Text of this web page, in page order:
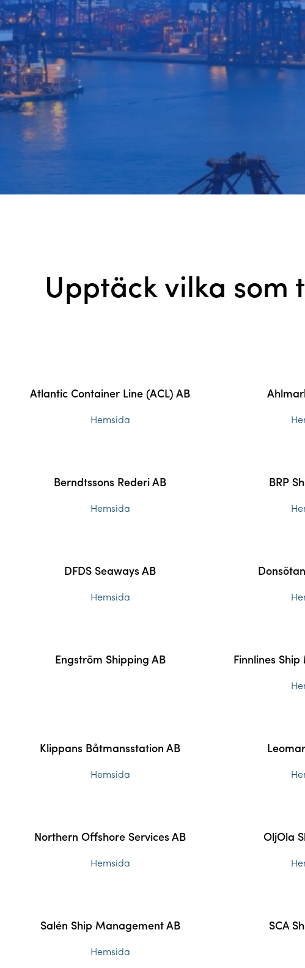
Upptäck vilka som
Atlantic Container Line (ACL) AB
Hemsida
Berndtssons Rederi AB
Hemsida
BRP
DFDS Seaways AB
Hemsida
Engström Shipping AB Finnlines
Klippans Båtmansstation AB
Hemsida
Northern Offshore Services AB
Hemsida
OljOla
Salén Ship Management AB
Hemsida
SCA